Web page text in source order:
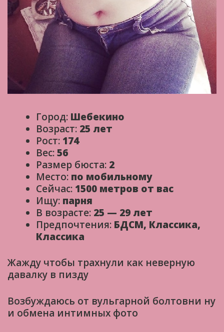
Город: Шебекино
Возраст: 25 лет
Рост: 174
Вес:56
Размер бюста: 2
Место: по мобильному
Сейчас: 1500 метров от вас
Ищу: парня
В возрасте: 25 — 29 лет
Предпочтения: БДСМ, Классика,
Классика
Жажду чтобы трахнули как неверную
давалку в пизду
Возбуждаюсь от вульгарной болтовни ну
и обмена интимных фото